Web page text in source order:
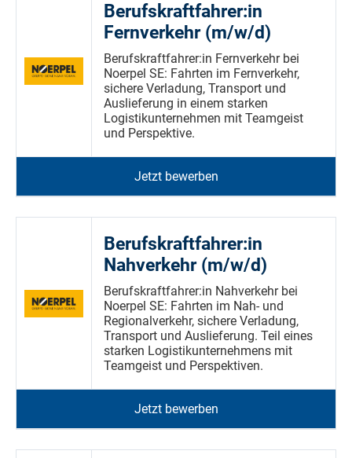
Berufskraftfahrer:in
Fernverkehr (m/w/d)
Berufskraftfahrer:in Fernverkehr bei
Noerpel SE: Fahrten im Fernverkehr,
sichere Verladung, Transport und
Auslieferung in einem starken
Logistikunternehmen mit Teamgeist
und Perspektive.
Jetzt bewerben
Berufskraftfahrer:in
Nahverkehr (m/w/d)
Berufskraftfahrer:in Nahverkehr bei
Noerpel SE: Fahrten im Nah- und
Regionalverkehr, sichere Verladung,
Transport und Auslieferung. Teil eines
starken Logistikunternehmens mit
Teamgeist und Perspektiven.
Jetzt bewerben